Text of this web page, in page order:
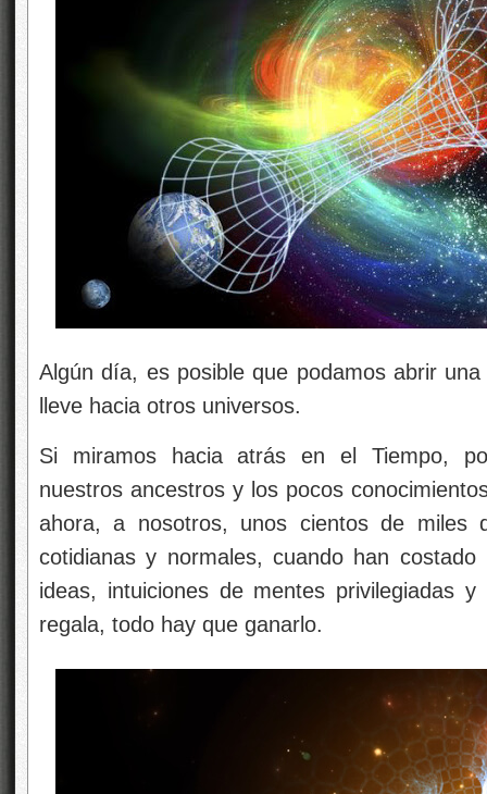
Algún día, es posible que podamos abrir
lleve hacia otros universos.
Si miramos hacia atrás en el Tiempo,
nuestros ancestros y los pocos
ahora, a nosotros, unos cientos de miles
cotidianas y normales, cuando han
ideas, intuiciones de mentes privilegiadas
regala, todo hay que ganarlo.